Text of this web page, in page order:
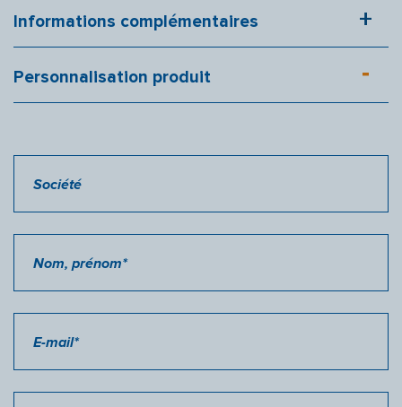
Informations complémentaires
Personnalisation produit
Société
Nom, prénom*
E-mail*